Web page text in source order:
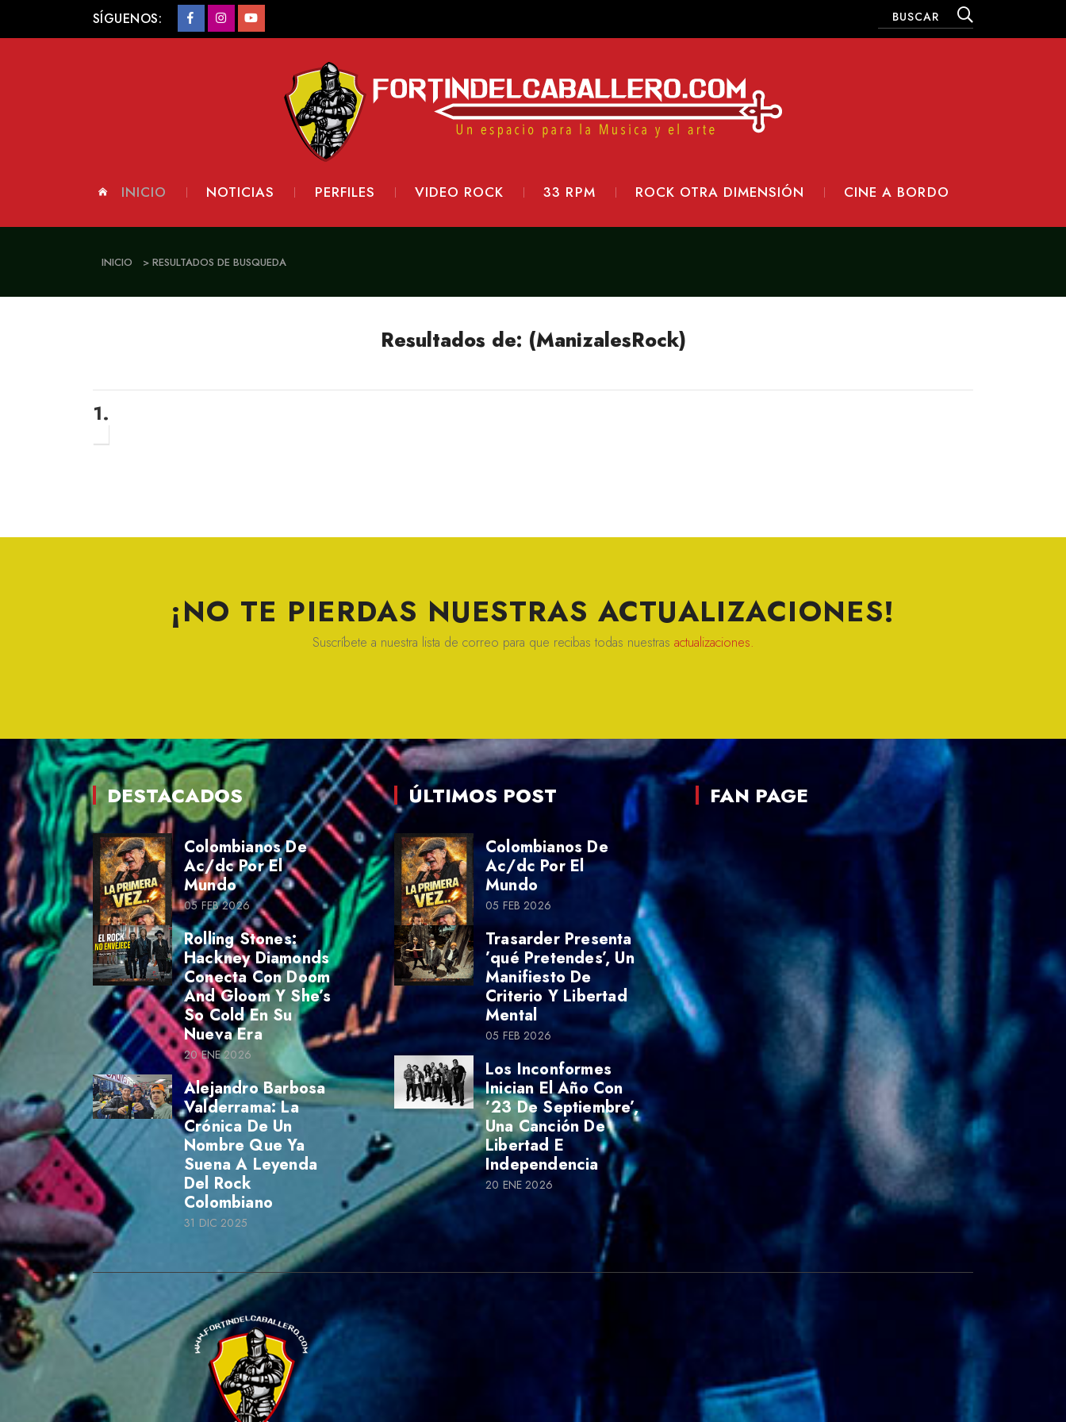
SÍGUENOS:
INICIO NOTICIAS PERFILES VIDEO ROCK 33 RPM ROCK OTRA DIMENSIÓN CINE A BORDO
INICIO > RESULTADOS DE BUSQUEDA
Resultados de: (ManizalesRock)
1.
¡NO TE PIERDAS NUESTRAS ACTUALIZACIONES!
Suscríbete a nuestra lista de correo para que recibas todas nuestras actualizaciones.
DESTACADOS
Colombianos De
Ac/dc Por El
Mundo
05 FEB 2026
Rolling Stones:
Hackney Diamonds
Conecta Con Doom
And Gloom Y She’s
So Cold En Su
Nueva Era
20 ENE 2026
Alejandro Barbosa
Valderrama: La
Crónica De Un
Nombre Que Ya
Suena A Leyenda
Del Rock
Colombiano
31 DIC 2025
ÚLTIMOS POST
Colombianos De
Ac/dc Por El
Mundo
05 FEB 2026
Trasarder Presenta
’qué Pretendes’, Un
Manifiesto De
Criterio Y Libertad
Mental
05 FEB 2026
Los Inconformes
Inician El Año Con
’23 De Septiembre’,
Una Canción De
Libertad E
Independencia
20 ENE 2026
FAN PAGE